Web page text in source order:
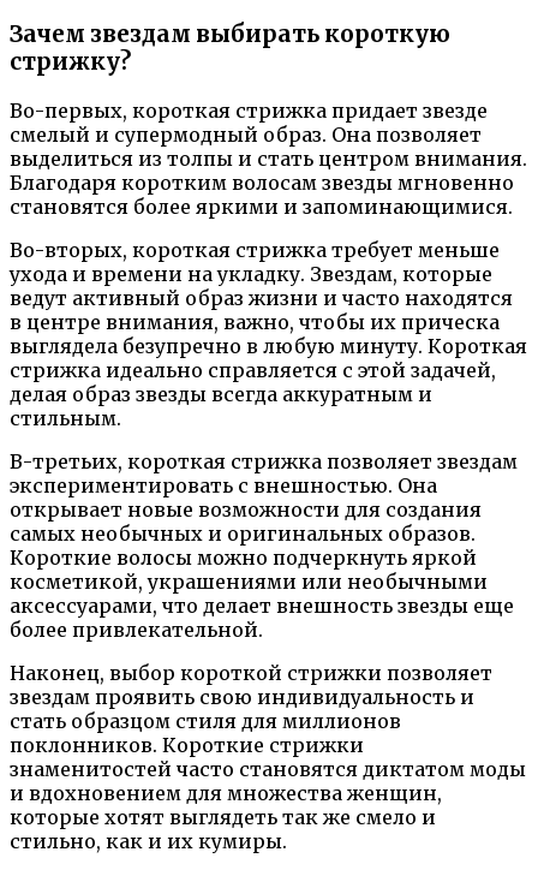
Зачем звездам выбирать короткую
стрижку?
Во-первых, короткая стрижка придает звезде
смелый и супермодный образ. Она позволяет
выделиться из толпы и стать центром внимания.
Благодаря коротким волосам звезды мгновенно
становятся более яркими и запоминающимися.
Во-вторых, короткая стрижка требует меньше
ухода и времени на укладку. Звездам, которые
ведут активный образ жизни и часто находятся
в центре внимания, важно, чтобы их прическа
выглядела безупречно в любую минуту. Короткая
стрижка идеально справляется с этой задачей,
делая образ звезды всегда аккуратным и
стильным.
В-третьих, короткая стрижка позволяет звездам
экспериментировать с внешностью. Она
открывает новые возможности для создания
самых необычных и оригинальных образов.
Короткие волосы можно подчеркнуть яркой
косметикой, украшениями или необычными
аксессуарами, что делает внешность звезды еще
более привлекательной.
Наконец, выбор короткой стрижки позволяет
звездам проявить свою индивидуальность и
стать образцом стиля для миллионов
поклонников. Короткие стрижки
знаменитостей часто становятся диктатом моды
и вдохновением для множества женщин,
которые хотят выглядеть так же смело и
стильно, как и их кумиры.